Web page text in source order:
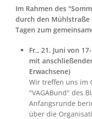
Im Rahmen des
durch den Mühlstraße
Tagen zum
Fr., 21. Juni von
mit
Erwachsene)
Wir treffen uns im
"VAGABund" des
Anfangsrunde
über die